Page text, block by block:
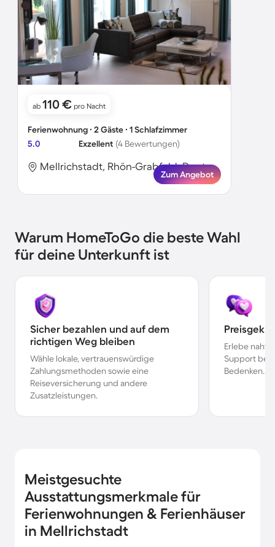
ab 110 € pro Nacht
Ferienwohnung ∙ 2 Gäste ∙ 1 Schlafzimmer
5.0
Exzellent (4 Bewertungen)
Mellrichstadt, Rhön-Grabfeld, Deutschland
Zum Angebot
Warum HomeToGo die beste Wahl
für deine Unterkunft ist
Sicher bezahlen und auf dem
richtigen Weg bleiben
Wähle lokale, vertrauenswürdige
Zahlungsmethoden sowie eine
Reiseversicherung und andere
Zusatzleistungen.
Erlebe
Support bei
Bedenken.
Meistgesuchte
Ausstattungsmerkmale für
Ferienwohnungen & Ferienhäuser
in Mellrichstadt